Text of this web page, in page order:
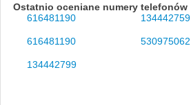
Ostatnio oceniane numery telefonów
616481190
134442759
616481190 530975062
134442799